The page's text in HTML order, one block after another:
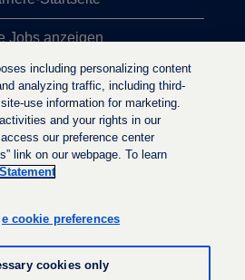
Jobs anzeigen
Jobsuchen
r
a
u
f
r
u
a
including personalizing content
analyzing traffic, including third-
use information for marketing.
and your rights in our
our preference center
link on our webpage. To learn
cookie preferences
cookies only